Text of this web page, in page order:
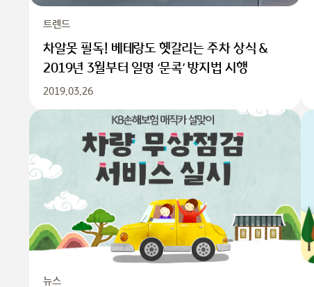
트렌드
차알못 필독! 베테랑도 헷갈리는 주차 상식 &
2019년 3월부터 일명 ‘문콕’ 방지법 시행
2019.03.26
뉴스